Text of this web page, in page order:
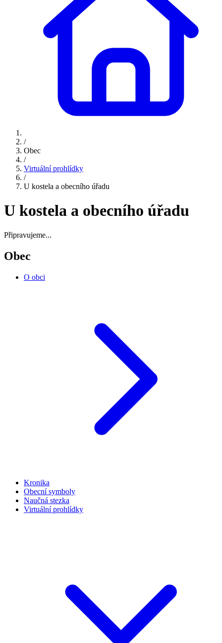
/
Obec
/
Virtuální prohlídky
/
U kostela a obecního úřadu
U kostela a obecního úřadu
Připravujeme...
Obec
O obci
Kronika
Obecní symboly
Naučná stezka
Virtuální prohlídky